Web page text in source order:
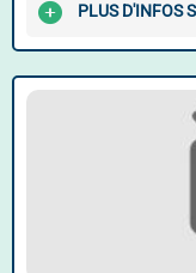
PLUS D'INFOS